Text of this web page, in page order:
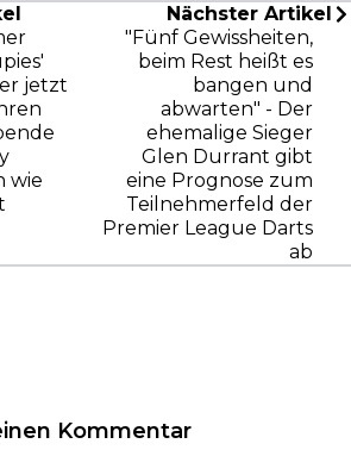
jetzt
wie
Nächster Artikel
"Fünf Gewissheiten,
beim Rest heißt es
bangen und
abwarten" - Der
ehemalige Sieger
Glen Durrant gibt
eine Prognose zum
Teilnehmerfeld der
Premier League Darts
ab
Kommentar